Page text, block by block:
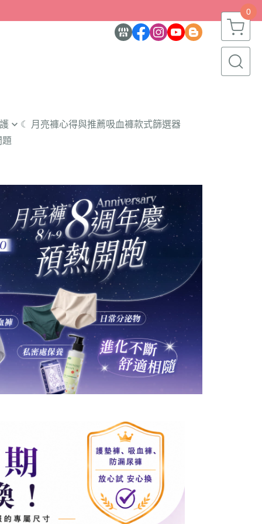
0
☾ 月亮褲心得與推薦吸血褲款式篩選器
題